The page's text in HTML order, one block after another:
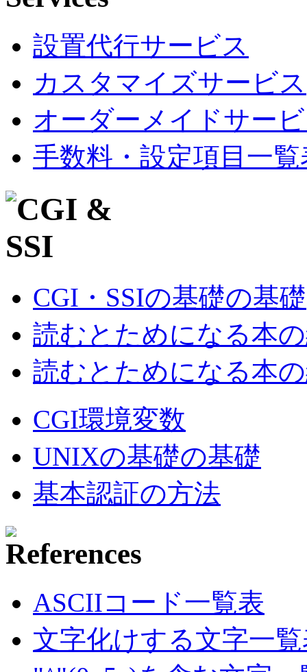
設置代行サービス
カスタマイズサービス
オーダーメイドサー
手数料・設定項目一覧
CGI・SSIの基礎の基礎
読むとためになる本
読むとためになる本
CGI環境変数
UNIXの基礎の基礎
基本認証の方法
ASCIIコード一覧表
文字化けする文字一